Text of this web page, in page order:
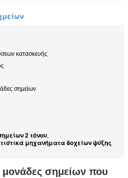
κατασκευής
σημείων
2 τόνου,
μηχανήματα δοχείων ψύξης
μονάδες σημείων που